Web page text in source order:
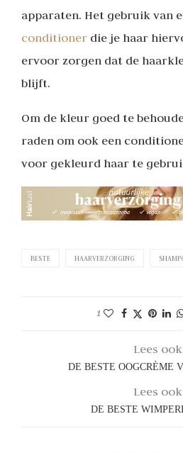
apparaten. Het gebruik van
conditioner die je haar
ervoor zorgen dat de
blijft.
Om de kleur goed te
raden om ook een
voor gekleurd haar te
BESTE HAARVERZORGING
1
Lees
DE BESTE OOGCRÈME
Lees
DE BESTE